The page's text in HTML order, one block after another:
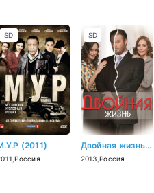
(2011)
,Россия
SD
Двойная жизнь (2013)
2013 ,Россия
SD